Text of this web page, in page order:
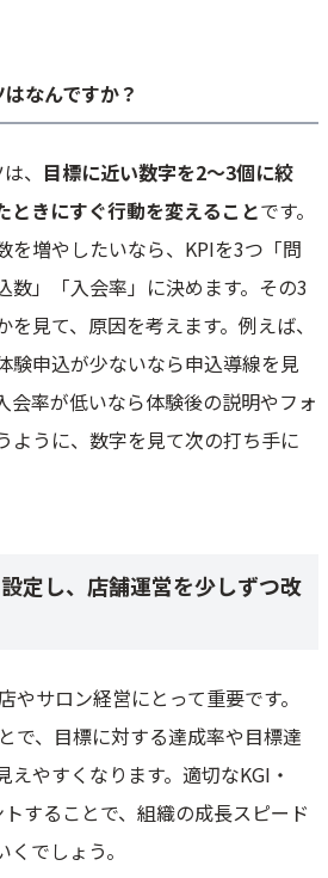
なんですか？
、 目標に近い数字を2〜3個に絞
ときにすぐ行動を変えることです。
を増やしたいなら、KPIを3つ「問
数」「入会率」に決めます。その3
見て、原因を考えます。例えば、
験申込が少ないなら申込導線を見
会率が低いなら体験後の説明やフォ
ように、数字を見て次の打ち手に
定し、店舗運営を少しずつ改
やサロン経営にとって重要です。
で、目標に対する達成率や目標達
やすくなります。適切なKGI・
することで、組織の成長スピード
でしょう。